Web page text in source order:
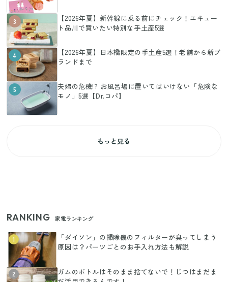
3
【2026年夏】新幹線に乗る前にチェック！エキュー
ト品川で買いたい特別な手土産5選
4
【2026年夏】日本橋限定の手土産5選！老舗から新ブ
ランドまで
5
夫婦の危機!? お風呂場に置いてはいけない「危険な
モノ」5選【Dr.コパ】
もっと見る
RANKING 家電ランキング
1
「ダイソン」の掃除機のフィルターが臭ってしまう
原因は？パーツごとのお手入れ方法も解説
2
ガムのボトルはそのまま捨てないで！じつはまだま